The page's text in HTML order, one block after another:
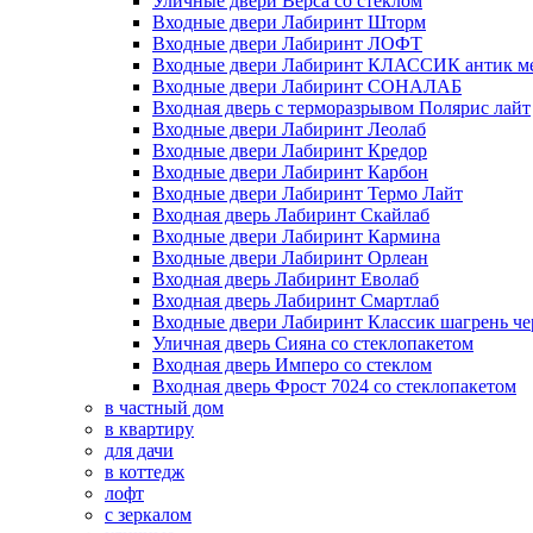
Входные двери Лабиринт Шторм
Входные двери Лабиринт ЛОФТ
Входные двери Лабиринт КЛАССИК антик
Входные двери Лабиринт СОНАЛАБ
Входная дверь с терморазрывом Полярис лайт
Входные двери Лабиринт Леолаб
Входные двери Лабиринт Кредор
Входные двери Лабиринт Карбон
Входные двери Лабиринт Термо Лайт
Входная дверь Лабиринт Скайлаб
Входные двери Лабиринт Кармина
Входные двери Лабиринт Орлеан
Входная дверь Лабиринт Еволаб
Входная дверь Лабиринт Смартлаб
Входные двери Лабиринт Классик шагрень
Уличная дверь Сияна со стеклопакетом
Входная дверь Имперо со стеклом
Входная дверь Фрост 7024 со стеклопакетом
в частный дом
в квартиру
для дачи
в коттедж
лофт
с зеркалом